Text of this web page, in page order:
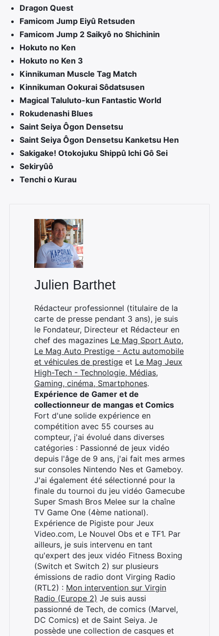
Dragon Quest
Famicom Jump Eiyû Retsuden
Famicom Jump 2 Saikyô no Shichinin
Hokuto no Ken
Hokuto no Ken 3
Kinnikuman Muscle Tag Match
Kinnikuman Ookurai Sôdatsusen
Magical Taluluto-kun Fantastic World
Rokudenashi Blues
Saint Seiya Ôgon Densetsu
Saint Seiya Ôgon Densetsu Kanketsu Hen
Sakigake! Otokojuku Shippû Ichi Gô Sei
Sekiryûô
Tenchi o Kurau
Julien Barthet
Rédacteur professionnel (titulaire de la
carte de presse pendant 3 ans), je suis
le Fondateur, Directeur et Rédacteur en
chef des magazines Le Mag Sport Auto,
Le Mag Auto Prestige - Actu automobile
et véhicules de prestige et Le Mag Jeux
High-Tech - Technologie, Médias,
Gaming, cinéma, Smartphones.
Expérience de Gamer et de
collectionneur de mangas et Comics
Fort d'une solide expérience en
compétition avec 55 courses au
compteur, j'ai évolué dans diverses
catégories : Passionné de jeux vidéo
depuis l'âge de 9 ans, j'ai fait mes armes
sur consoles Nintendo Nes et Gameboy.
J'ai également été sélectionné pour la
finale du tournoi du jeu vidéo Gamecube
Super Smash Bros Melee sur la chaîne
TV Game One (4ème national).
Expérience de Pigiste pour Jeux
Video.com, Le Nouvel Obs et e TF1. Par
ailleurs, je suis intervenu en tant
qu'expert des jeux vidéo Fitness Boxing
(Switch et Switch 2) sur plusieurs
émissions de radio dont Virging Radio
(RTL2) : Mon intervention sur Virgin
Radio (Europe 2) Je suis aussi
passionné de Tech, de comics (Marvel,
DC Comics) et de Saint Seiya. Je
possède une collection de casques et
Rechercher